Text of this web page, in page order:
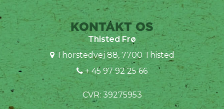
KONTAKT OS
Thisted Frø
Thorstedvej 88, 7700 Thisted
+ 45 97 92 25 66
CVR: 39275953